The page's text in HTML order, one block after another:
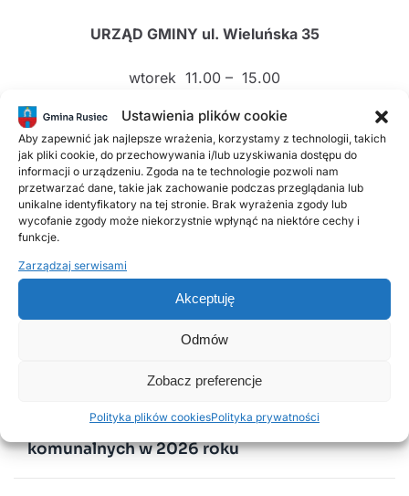
Ustawienia plików cookie
Aby zapewnić jak najlepsze wrażenia, korzystamy z technologii, takich
jak pliki cookie, do przechowywania i/lub uzyskiwania dostępu do
informacji o urządzeniu. Zgoda na te technologie pozwoli nam
przetwarzać dane, takie jak zachowanie podczas przeglądania lub
unikalne identyfikatory na tej stronie. Brak wyrażenia zgody lub
wycofanie zgody może niekorzystnie wpłynąć na niektóre cechy i
funkcje.
Zarządzaj serwisami
Akceptuję
Odmów
Zobacz preferencje
Polityka plików cookiesPolityka prywatności
URZĄD GMINY ul. Wieluńska 35
wtorek 11.00 – 15.00
czwartek 11.00 – 15.00
ZAŁĄCZNIKI
informator Pobierz
wykaz punktów Pobierz
Popularne wpisy
18 LISTOPADA, 2025
Harmonogram odbioru odpadów
komunalnych w 2026 roku